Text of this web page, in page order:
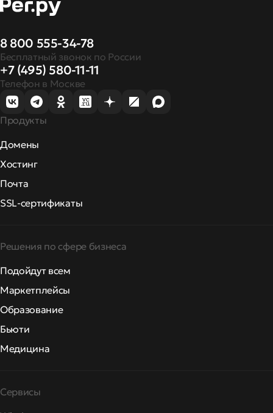
8 800 555-34-78
Бесплатный звонок по России
+7 (495) 580-11-11
Телефон в Москве
Продукты
Домены
Хостинг
Почта
SSL-сертификаты
Решения по сфере бизнеса
Подойдут всем
Маркетплейсы
Образование
Бьюти
Медицина
Сервисы